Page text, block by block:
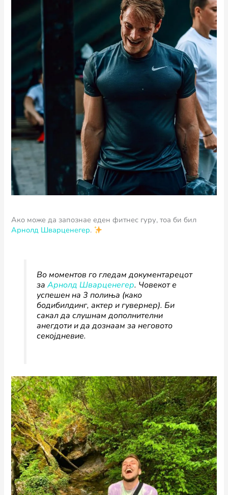
Ако може да запознае еден фитнес гуру, тоа би бил
Арнолд Шварценегер.
Во моментов го гледам документарецот
за Арнолд Шварценегер. Човекот е
успешен на 3 полиња (како
бодибилдинг, актер и гувернер). Би
сакал да слушнам дополнителни
анегдоти и да дознаам за неговото
секојдневие.